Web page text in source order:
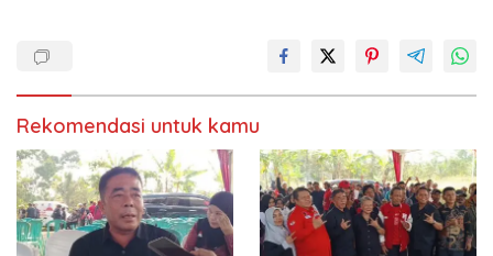
Rekomendasi untuk kamu